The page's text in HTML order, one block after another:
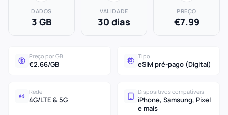
DADOS
3 GB
VALIDADE
30 dias
PREÇO
€7.99
Preço por GB
€2.66/GB
Tipo
eSIM pré-pago (Digital)
Rede
4G/LTE & 5G
Dispositivos compatíveis
iPhone, Samsung, Pixel
e mais